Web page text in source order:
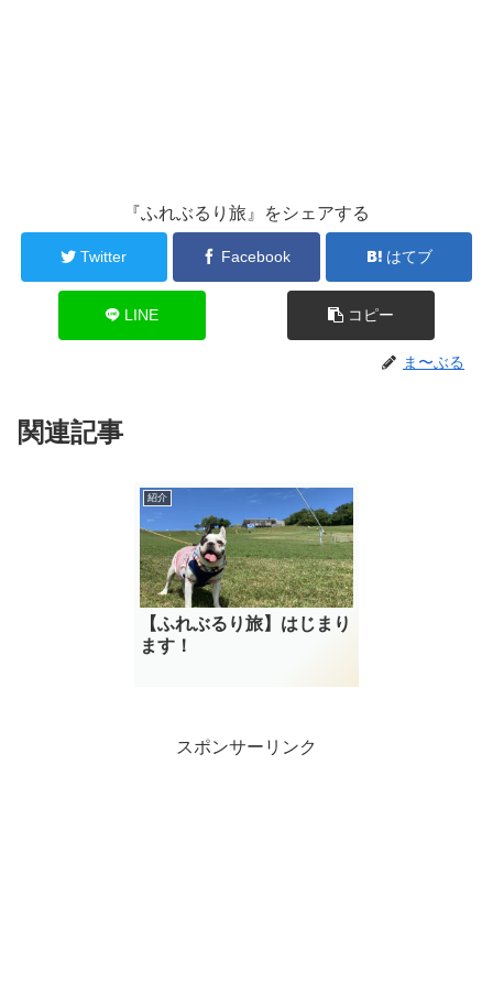
『ふれぶるり旅』をシェアする
Twitter Facebook はてブ
LINE コピー
ま〜ぶる
関連記事
紹介
【ふれぶるり旅】はじまり
ます！
スポンサーリンク